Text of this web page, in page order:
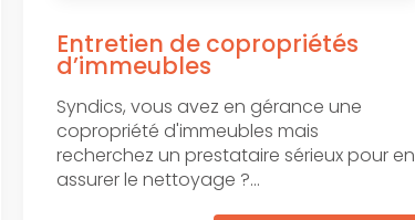
Entretien de copropriétés
d’immeubles
Syndics, vous avez en gérance une
copropriété d'immeubles mais
recherchez un prestataire sérieux pour en
assurer le nettoyage ?...